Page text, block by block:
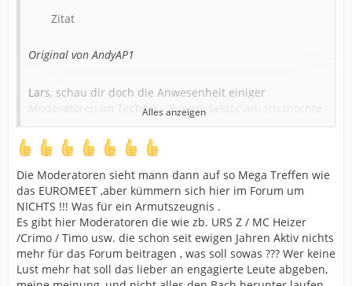
Zitat
Original von AndyAP1
Lars, schau dir doch die Anwesenheit einiger
Moderatoren im Technik - Tuning Sektor an. Ich möchte
deren Fachkompetenz nicht in Frage stellen.
Andererseits kam da auch nicht allzu viel rüber. Für
mich gesprochen, sollte da langsam eine aktive
Umbesetzung stattfinden.
Bernd, Robby und Co. fallen mir da spontan ein, sorry
wenn ich namentlich Jemanden vergessen haben sollte.
Es ist verdammt schade, das soviel Fachwissen kaputt
geht, nur weil diese Freds ständig zu gemüllt werden.
In anderen Foren wo ich ab und an aktiv bin, werden
sinnfreie Kommentare gnadenlos gelöscht oder die User
werden ermahnt.
so jetzt haut druff
Alles anzeigen
Die Moderatoren sieht mann dann auf so Mega Treffen wie
das EUROMEET ,aber kümmern sich hier im Forum um
NICHTS !!! Was für ein Armutszeugnis .
Es gibt hier Moderatoren die wie zb. URS Z / MC Heizer
/Crimo / Timo usw. die schon seit ewigen Jahren Aktiv nichts
mehr für das Forum beitragen , was soll sowas ??? Wer keine
Lust mehr hat soll das lieber an engagierte Leute abgeben,